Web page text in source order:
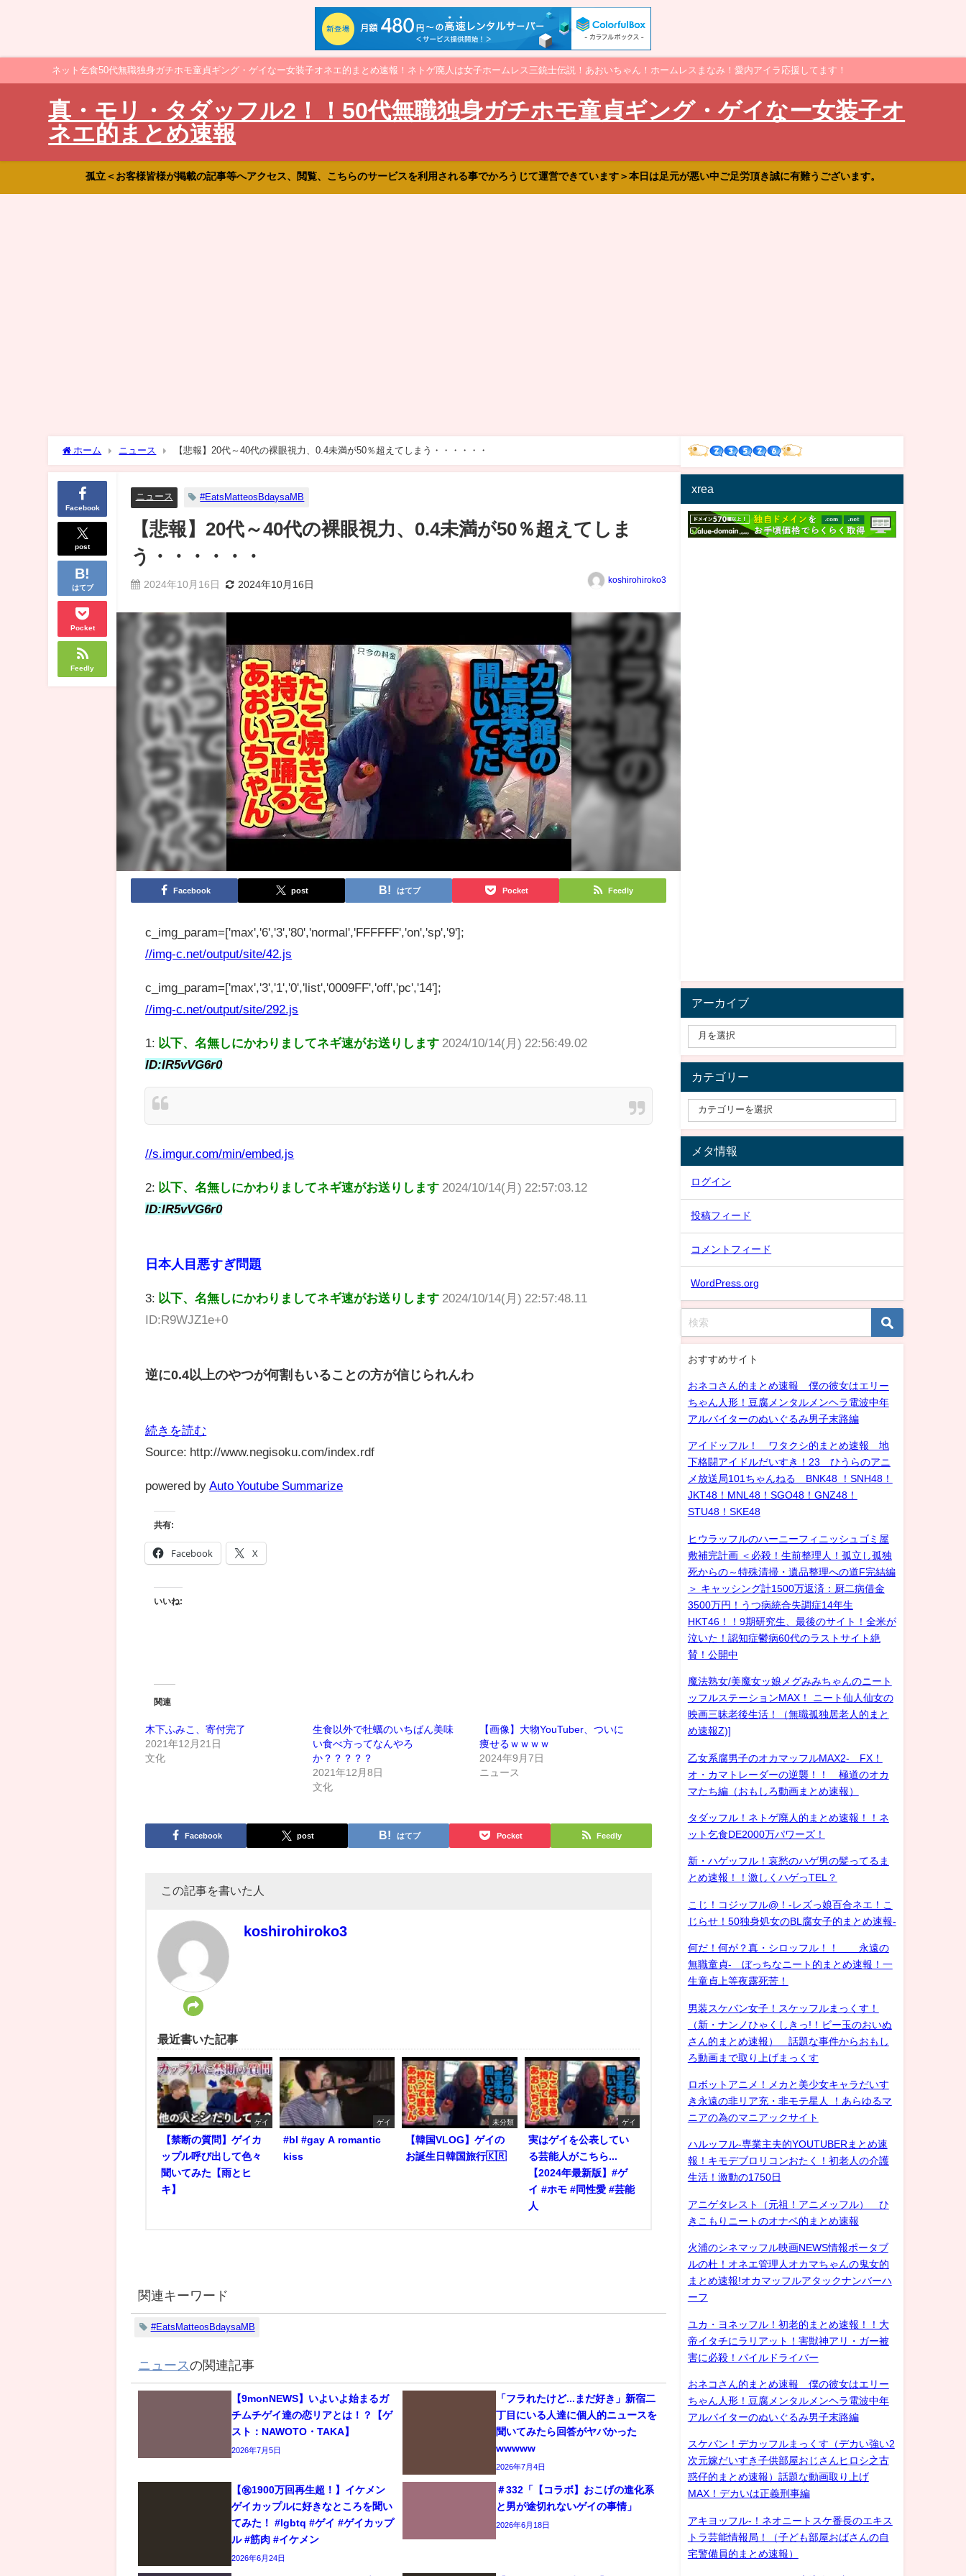
ネット乞食50代無職独身ガチホモ童貞ギング・ゲイなー女装子オネエ的まとめ速報！ネトゲ廃人は女子ホームレス三銃士伝説！あおいちゃん！ホームレスまなみ！愛内アイラ応援してます！
真・モリ・タダッフル2！！50代無職独身ガチホモ童貞ギング・ゲイなー女装子オ
ネエ的まとめ速報
孤立＜お客様皆様が掲載の記事等へアクセス、閲覧、こちらのサービスを利用される事でかろうじて運営できています＞本日は足元が悪い中ご足労頂き誠に有難うございます。
ホーム ニュース 【悲報】20代～40代の裸眼視力、0.4未満が50％超えてしまう・・・・・・
Facebook
post
はてブ
Pocket
Feedly
ニュース #EatsMatteosBdaysaMB
【悲報】20代～40代の裸眼視力、0.4未満が50％超えてしま
う・・・・・・
2024年10月16日 2024年10月16日 koshirohiroko3
Facebook post はてブ Pocket Feedly
c_img_param=['max','6','3','80','normal','FFFFFF','on','sp','9'];
//img-c.net/output/site/42.js
c_img_param=['max','3','1','0','list','0009FF','off','pc','14'];
//img-c.net/output/site/292.js
1: 以下、名無しにかわりましてネギ速がお送りします 2024/10/14(月) 22:56:49.02
ID:IR5vVG6r0
//s.imgur.com/min/embed.js
2: 以下、名無しにかわりましてネギ速がお送りします 2024/10/14(月) 22:57:03.12
ID:IR5vVG6r0
日本人目悪すぎ問題
3: 以下、名無しにかわりましてネギ速がお送りします 2024/10/14(月) 22:57:48.11
ID:R9WJZ1e+0
逆に0.4以上のやつが何割もいることの方が信じられんわ
続きを読む
Source: http://www.negisoku.com/index.rdf
powered by Auto Youtube Summarize
共有:
Facebook X
いいね:
関連
木下ふみこ、寄付完了
2021年12月21日
文化
生食以外で牡蠣のいちばん美味
い食べ方ってなんやろ
か？？？？？
2021年12月8日
文化
【画像】大物YouTuber、ついに
痩せるｗｗｗｗ
2024年9月7日
ニュース
Facebook post はてブ Pocket Feedly
この記事を書いた人
koshirohiroko3
最近書いた記事
ゲイ
【禁断の質問】ゲイカ
ップル呼び出して色々
聞いてみた【雨とヒ
キ】
ゲイ
#bl #gay A romantic
kiss
未分類
【韓国VLOG】ゲイの
お誕生日韓国旅行🇰🇷
ゲイ
実はゲイを公表してい
る芸能人がこちら...
【2024年最新版】#ゲ
イ #ホモ #同性愛 #芸能
人
関連キーワード
#EatsMatteosBdaysaMB
ニュースの関連記事
【9monNEWS】いよいよ始まるガ
チムチゲイ達の恋リアとは！？【ゲ
スト：NAWOTO・TAKA】
2026年7月5日
「フラれたけど...まだ好き」新宿二
丁目にいる人達に個人的ニュースを
聞いてみたら回答がヤバかった
wwwww
2026年7月4日
【㊗️1900万回再生超！】イケメン
ゲイカップルに好きなところを聞い
てみた！ #lgbtq #ゲイ #ゲイカップ
ル #筋肉 #イケメン
2026年6月24日
＃332「【コラボ】おこげの進化系
と男が途切れないゲイの事情」
2026年6月18日
xrea
アーカイブ
カテゴリー
メタ情報
ログイン
投稿フィード
コメントフィード
WordPress.org
おすすめサイト
おネコさん的まとめ速報 僕の彼女はエリー
ちゃん人形！豆腐メンタルメンヘラ電波中年
アルバイターのぬいぐるみ男子末路編
アイドッフル！ ワタクシ的まとめ速報 地
下格闘アイドルだいすき！23 ひうらのアニ
メ放送局101ちゃんねる BNK48 ！SNH48！
JKT48！MNL48！SGO48！GNZ48！
STU48！SKE48
ヒウラッフルのハーニーフィニッシュゴミ屋
敷補完計画 ＜必殺！生前整理人！孤立し孤独
死からの～特殊清掃・遺品整理への道F完結編
＞ キャッシング計1500万返済：厨二病借金
3500万円！うつ病統合失調症14年生
HKT46！！9期研究生、最後のサイト！全米が
泣いた！認知症鬱病60代のラストサイト絶
賛！公開中
魔法熟女/美魔女ッ娘メグみみちゃんのニート
ッフルステーションMAX！ ニート仙人仙女の
映画三昧老後生活！（無職孤独居老人的まと
め速報Z)]
乙女系腐男子のオカマッフルMAX2- FX！
オ・カマトレーダーの逆襲！！ 極道のオカ
マたち編（おもしろ動画まとめ速報）
タダッフル！ネトゲ廃人的まとめ速報！！ネ
ット乞食DE2000万パワーズ！
新・ハゲッフル！哀愁のハゲ男の髪ってるま
とめ速報！！激しくハゲっTEL？
こじ！コジッフル@！-レズっ娘百合ネエ！こ
じらせ！50独身処女のBL腐女子的まとめ速報-
何だ！何が？真・シロッフル！！ 永遠の
無職童貞- ぼっちなニート的まとめ速報！一
生童貞上等夜露死苦！
男装スケバン女子！スケッフルまっくす！
（新・ナンノひゃくしきっ!！ビー玉のおいぬ
さん的まとめ速報） 話題な事件からおもし
ろ動画まで取り上げまっくす
ロボットアニメ！メカと美少女キャラだいす
き永遠の非リア充・非モテ星人 ！あらゆるマ
ニアの為のマニアックサイト
ハルッフル-専業主夫的YOUTUBERまとめ速
報！キモデブロリコンおたく！初老人の介護
生活！激動の1750日
アニゲタレスト（元祖！アニメッフル） ひ
きこもりニートのオナベ的まとめ速報
火浦のシネマッフル映画NEWS情報ポータブ
ルの杜！オネエ管理人オカマちゃんの鬼女的
まとめ速報!オカマッフルアタックナンバーハ
ーフ
ユカ・ヨネッフル！初老的まとめ速報！！大
帝イタチにラリアット！害獣神アリ・ガー被
害に必殺！パイルドライバー
おネコさん的まとめ速報 僕の彼女はエリー
ちゃん人形！豆腐メンタルメンヘラ電波中年
アルバイターのぬいぐるみ男子末路編
スケバン！デカッフルまっくす（デカい強い2
次元嫁だいすき子供部屋おじさんヒロシ之古
惑仔的まとめ速報）話題な動画取り上げ
MAX！デカいは正義刑事編
アキヨッフル-！ネオニートスケ番長のエキス
トラ芸能情報局！（子ども部屋おばさんの自
宅警備員的まとめ速報）